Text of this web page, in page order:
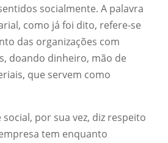
socialmente. A palavra
como já foi dito, refere-se
das organizações com
doando dinheiro, mão de
que servem como
por sua vez, diz respeito
tem enquanto